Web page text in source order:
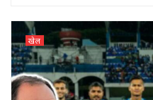
खेल